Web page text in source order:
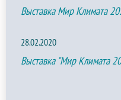
Выставка Мир Климата
28.02.2020
Выставка "Мир Климата